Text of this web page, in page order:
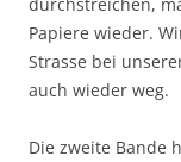
Papiere wieder.
Strasse bei
auch wieder weg.
Die zweite Bande